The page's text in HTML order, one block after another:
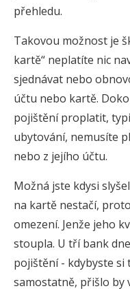
přehledu.
Takovou možnost je
kartě“ neplatíte nic
sjednávat nebo
účtu nebo kartě.
pojištění proplatit,
ubytování, nemusíte
nebo z jejího účtu.
Možná jste kdysi
na kartě nestačí,
omezení. Jenže jeho
stoupla. U tří bank
pojištění - kdybyste
samostatně, přišlo by